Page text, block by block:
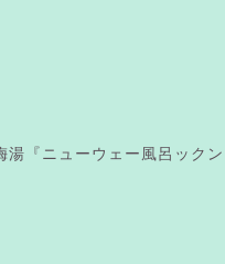
『ニューウェー風呂ックン